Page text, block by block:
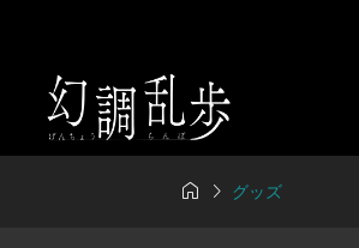
  グッズ